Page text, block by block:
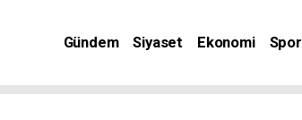
Gündem Siyaset Ekonomi Spor